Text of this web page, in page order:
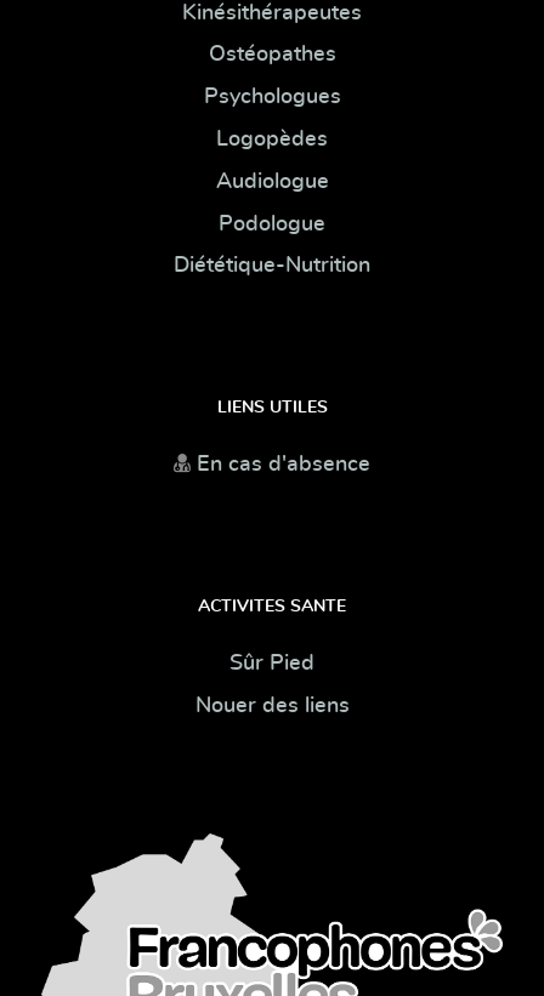
Kinésithérapeutes
Ostéopathes
Psychologues
Logopèdes
Audiologue
Podologue
Diététique-Nutrition
LIENS UTILES
En cas d'absence
ACTIVITES SANTE
Sûr Pied
Nouer des liens